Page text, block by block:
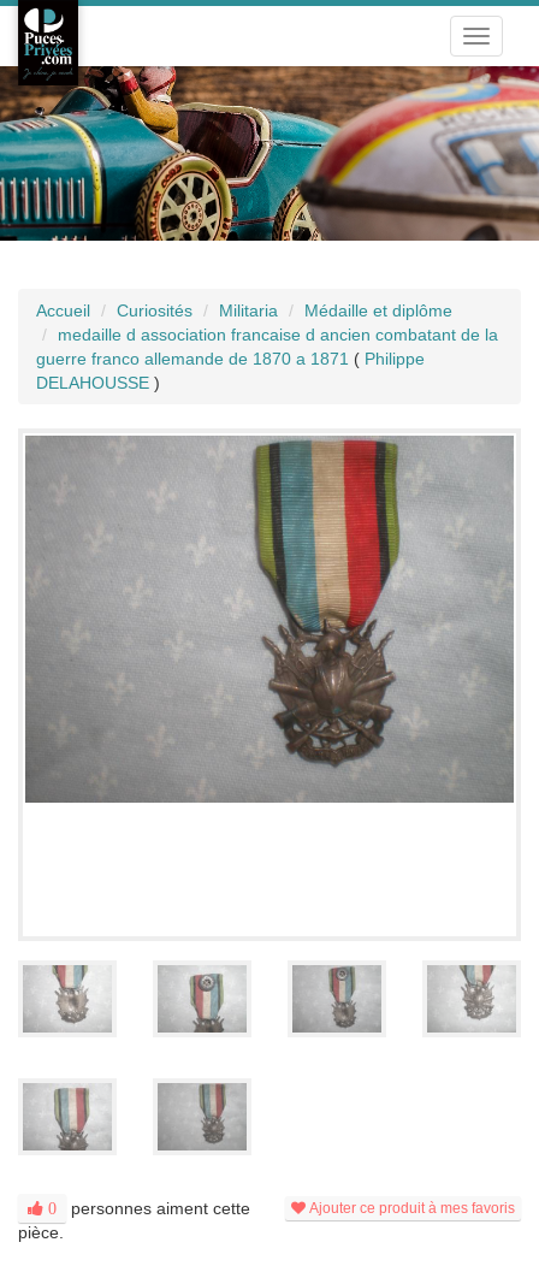
Toggle
Accueil Curiosités Militaria
Médaille et diplôme
medaille d association francaise d ancien combatant de la
guerre franco allemande de 1870 a 1871 ( Philippe
DELAHOUSSE )
Ajouter ce produit à mes favoris
0
personnes aiment cette
pièce.